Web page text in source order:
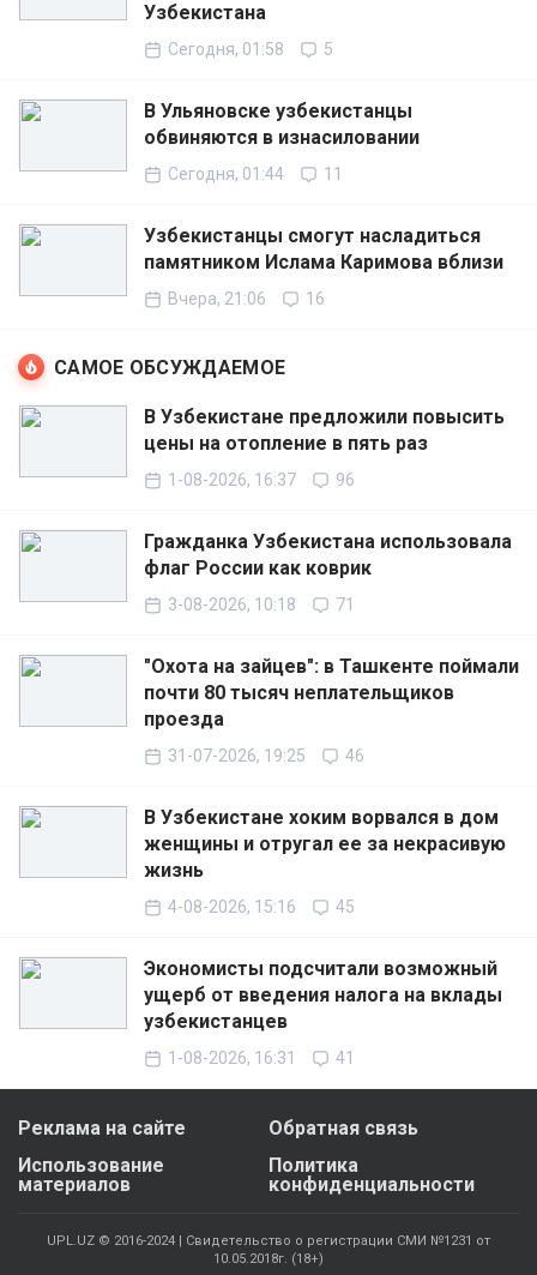
Узбекистана
Сегодня, 01:58 5
В Ульяновске узбекистанцы
обвиняются в изнасиловании
Сегодня, 01:44 11
Узбекистанцы смогут насладиться
памятником Ислама Каримова вблизи
Вчера, 21:06 16
САМОЕ ОБСУЖДАЕМОЕ
В Узбекистане предложили повысить
цены на отопление в пять раз
1-08-2026, 16:37 96
Гражданка Узбекистана использовала
флаг России как коврик
3-08-2026, 10:18 71
"Охота на зайцев": в Ташкенте поймали
почти 80 тысяч неплательщиков
проезда
31-07-2026, 19:25 46
В Узбекистане хоким ворвался в дом
женщины и отругал ее за некрасивую
жизнь
4-08-2026, 15:16 45
Экономисты подсчитали возможный
ущерб от введения налога на вклады
узбекистанцев
1-08-2026, 16:31 41
Реклама на сайте
Обратная связь
Использование
материалов
Политика
конфиденциальности
UPL.UZ © 2016-2024 | Свидетельство о регистрации СМИ №1231 от
10.05.2018г. (18+)